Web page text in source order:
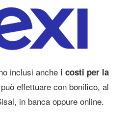
inclusi anche i costi per la
effettuare con bonifico, al
in banca oppure online.